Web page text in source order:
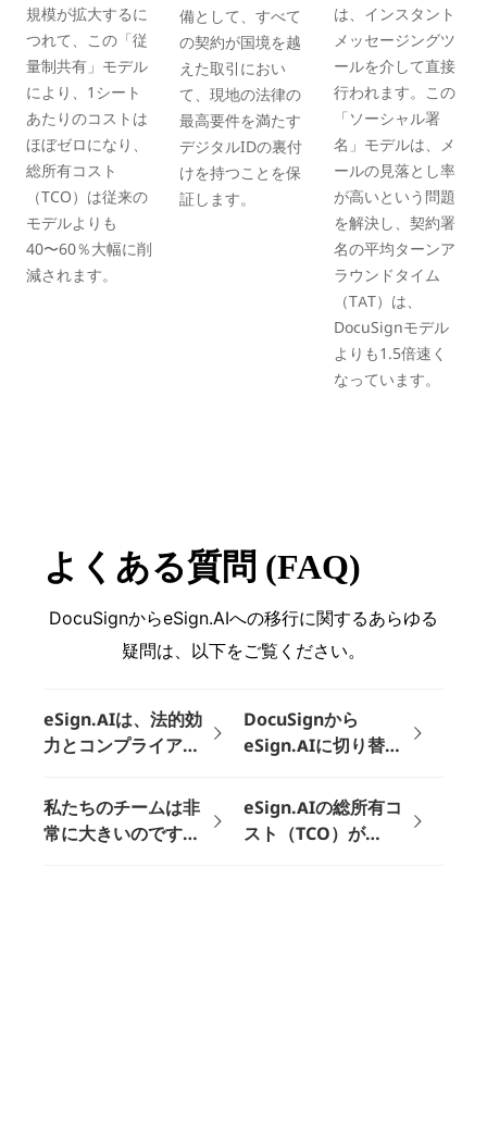
規模が拡大するに
つれて、この「従
量制共有」モデル
により、1シート
あたりのコストは
ほぼゼロになり、
総所有コスト
（TCO）は従来の
モデルよりも
40〜60％大幅に削
減されます。
備として、すべて
の契約が国境を越
えた取引におい
て、現地の法律の
最高要件を満たす
デジタルIDの裏付
けを持つことを保
証します。
は、インスタント
メッセージングツ
ールを介して直接
行われます。この
「ソーシャル署
名」モデルは、メ
ールの見落とし率
が高いという問題
を解決し、契約署
名の平均ターンア
ラウンドタイム
（TAT）は、
DocuSignモデル
よりも1.5倍速く
なっています。
よくある質問 (FAQ)
DocuSignからeSign.AIへの移行に関するあらゆる
疑問は、以下をご覧ください。
eSign.AIは、法的効
力とコンプライアン
DocuSignの代替と
なりますか？
私たちのチームは非
常に大きいのです
DocuSignから
eSign.AIに切り替え
プロセスをスムーズ
に移行できますか？
eSign.AIの総所有コ
スト（TCO）が